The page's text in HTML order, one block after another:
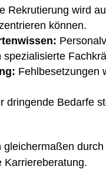
Rekrutierung wird
können.
spezialisierte
Fehlbesetzungen
dringende Bedarfe
gleichermaßen
Karriereberatung.